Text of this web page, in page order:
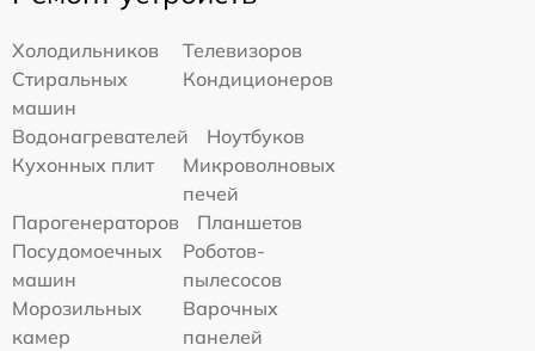
Холодильников
Телевизоров
Стиральных
машин
Кондиционеров
Водонагревателей
Ноутбуков
Кухонных плит
Микроволновых
печей
Парогенераторов
Планшетов
Посудомоечных
машин
Роботов-
пылесосов
Морозильных
камер
Варочных
панелей